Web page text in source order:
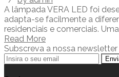
A lâmpada VERA LED foi
adapta-se facilmente a
residenciais e comerciais.
Read More
Subscreva a nossa newsletter